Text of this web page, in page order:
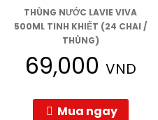
THÙNG NƯỚC LAVIE VIVA
500ML TINH KHIẾT (24 CHAI /
THÙNG)
69,000 VND
Mua ngay